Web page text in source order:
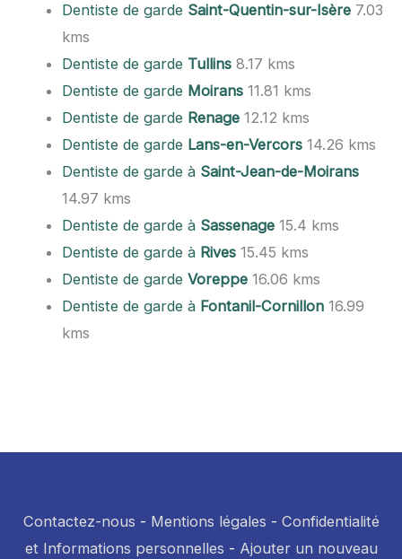
Dentiste de garde Saint-Quentin-sur-Isère 7.03
kms
Dentiste de garde Tullins 8.17 kms
Dentiste de garde Moirans 11.81 kms
Dentiste de garde Renage 12.12 kms
Dentiste de garde Lans-en-Vercors 14.26 kms
Dentiste de garde à Saint-Jean-de-Moirans
14.97 kms
Dentiste de garde à Sassenage 15.4 kms
Dentiste de garde à Rives 15.45 kms
Dentiste de gardeVoreppe 16.06 kms
Dentiste de garde à Fontanil-Cornillon 16.99
kms
Contactez-nous - Mentions légales - Confidentialité
et Informations personnelles - Ajouter un nouveau